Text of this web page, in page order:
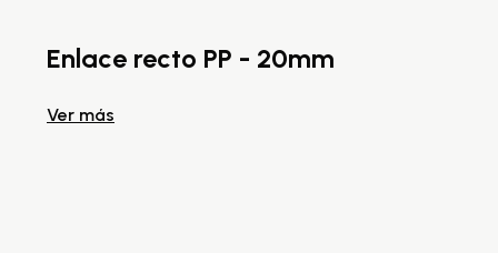
Enlace recto PP - 20mm
Ver más